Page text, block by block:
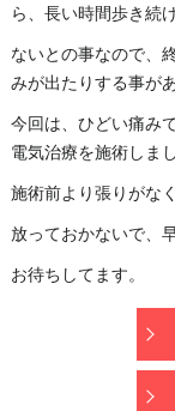
ら、長い時間歩き続
ないとの事なので、
みが出たりする事が
今回は、ひどい痛み
電気治療を施術しまし
施術前より張りがな
放っておかないで、
お待ちしてます。